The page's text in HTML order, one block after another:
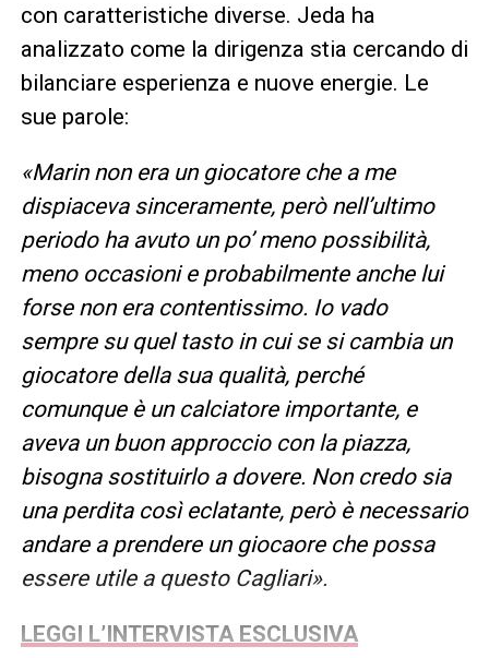
con caratteristiche diverse. Jeda ha
analizzato come la dirigenza stia cercando di
bilanciare esperienza e nuove energie. Le
sue parole:
«Marin non era un giocatore che a me
dispiaceva sinceramente, però nell’ultimo
periodo ha avuto un po’ meno possibilità,
meno occasioni e probabilmente anche lui
forse non era contentissimo. Io vado
sempre su quel tasto in cui se si cambia un
giocatore della sua qualità, perché
comunque è un calciatore importante, e
aveva un buon approccio con la piazza,
bisogna sostituirlo a dovere. Non credo sia
una perdita così eclatante, però è necessario
andare a prendere un giocaore che possa
essere utile a questo Cagliari».
LEGGI L’INTERVISTA ESCLUSIVA